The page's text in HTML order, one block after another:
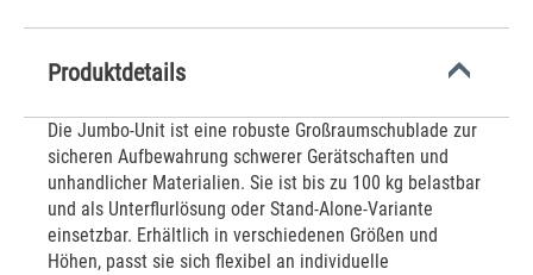
Produktdetails
Die Jumbo-Unit ist eine robuste Großraumschublade zur
sicheren Aufbewahrung schwerer Gerätschaften und
unhandlicher Materialien. Sie ist bis zu 100 kg belastbar
und als Unterflurlösung oder Stand-Alone-Variante
einsetzbar. Erhältlich in verschiedenen Größen und
Höhen, passt sie sich flexibel an individuelle